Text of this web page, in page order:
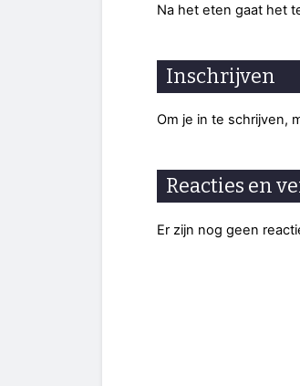
Na het eten gaat het
Inschrijven
Om je in te schrijven,
Reacties en
Er zijn nog geen